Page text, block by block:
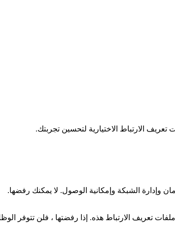
الارتباط الاختيارية لتحسين تجربتك.
وإدارة الشبكة وإمكانية الوصول. لا يمكنك رفضها.
تعريف الارتباط هذه. إذا رفضتها ، فلن تتوفر